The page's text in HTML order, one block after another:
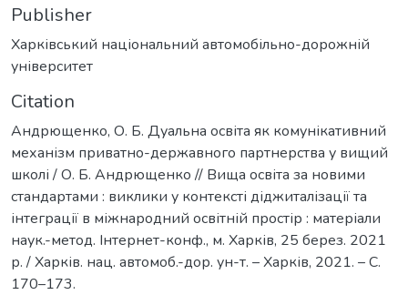
Publisher
Харківський національний автомобільно-дорожній
університет
Citation
Андрющенко, О. Б. Дуальна освіта як комунікативний
механізм приватно-державного партнерства у вищий
школі / О. Б. Андрющенко // Вища освіта за новими
стандартами : виклики у контексті діджиталізації та
інтеграції в міжнародний освітній простір : матеріали
наук.-метод. Інтернет-конф., м. Харків, 25 берез. 2021
р. / Харків. нац. автомоб.-дор. ун-т. – Харків, 2021. – C.
170–173.